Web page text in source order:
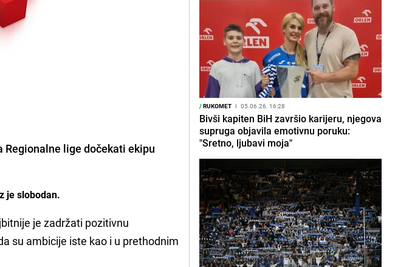
Regionalne lige dočekati ekipu
je slobodan.
je zadržati pozitivnu
su ambicije iste kao i u prethodnim
/RUKOMET I 05.06.26. 16:28
Bivši kapiten BiH završio karijeru, njegova
supruga objavila emotivnu poruku:
"Sretno, ljubavi moja"